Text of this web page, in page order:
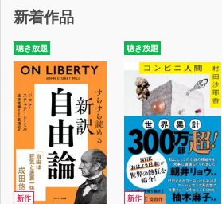
です。「聞き流すだけ」ができる
皆様がスピードラーニングの生きた
しく身につけていただくことを願っ
新着作品
聴き放題
新作
聴き放題
新作